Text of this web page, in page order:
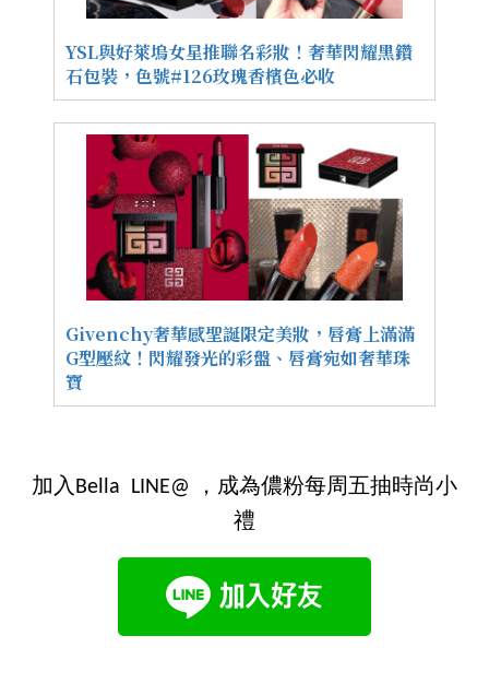
YSL與好萊塢女星推聯名彩妝！奢華閃耀黑鑽
石包裝，色號#126玫瑰香檳色必收
Givenchy奢華感聖誕限定美妝，唇膏上滿滿
G型壓紋！閃耀發光的彩盤、唇膏宛如奢華珠
寶
加入Bella LINE@ ，成為儂粉每周五抽時尚小
禮